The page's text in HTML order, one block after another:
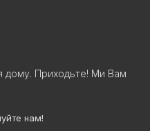
дому. Приходьте! Ми Вам
нам!